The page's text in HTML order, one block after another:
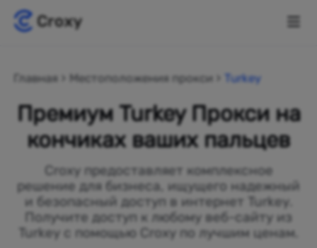
Главная Местоположения прокси Turkey
Премиум Turkey Прокси на
кончиках ваших пальцев
Croxy предоставляет комплексное
решение для бизнеса, ищущего надежный
и безопасный доступ в интернет Turkey.
Получите доступ к любому веб-сайту из
Turkey с помощью Croxy по лучшим ценам.